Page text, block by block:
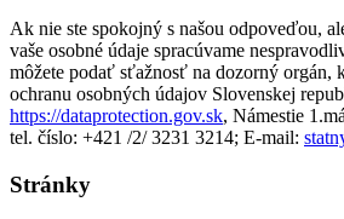
Ak nie ste spokojný s našou odpoveďou,
vaše osobné údaje spracúvame
môžete podať sťažnosť na dozorný orgán,
ochranu osobných údajov Slovenskej
https://dataprotection.gov.sk, Námestie
tel. číslo: +421 /2/ 3231 3214; E-mail:
Stránky